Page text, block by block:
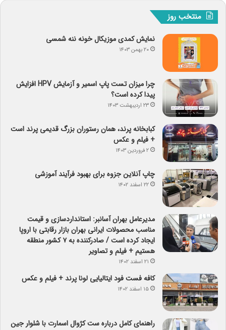
منتخب روز
نمایش کمدی موزیکال خونه ننه شمسی
۲۰ بهمن ۱۴۰۳
چرا میزان تست پاپ اسمیر و آزمایش HPV افزایش
پیدا کرده است؟
۲۳ اردیبهشت ۱۴۰۳
کبابخانه پرند، همان رستوران بزرگ قدیمی پرند است
+ فیلم و عکس
۲ فروردین ۱۴۰۳
چاپ آنلاین جزوه برای بهبود فرآیند آموزشی
۲۲ اسفند ۱۴۰۲
مدیرعامل بهران آسانبر: استانداردسازی و قیمت
مناسب محصولات ایرانی بهران بازار رقابتی با اروپا
ایجاد کرده است / صادرکننده به ۷ کشور منطقه
هستیم + فیلم و تصاویر
۲۱ اسفند ۱۴۰۲
کافه فست فود ایتالیایی لونا پرند + فیلم و عکس
۱۵ اسفند ۱۴۰۲
راهنمای کامل درباره ست کژوال اسمارت با شلوار جین